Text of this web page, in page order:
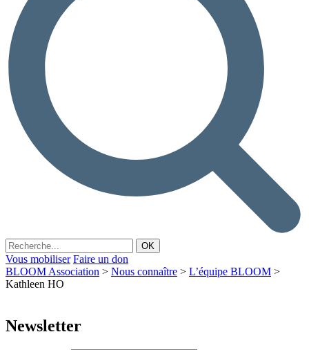
Vous mobiliser Faire un don
BLOOM Association > Nous connaître > L’équipe BLOOM >
Kathleen HO
Newsletter